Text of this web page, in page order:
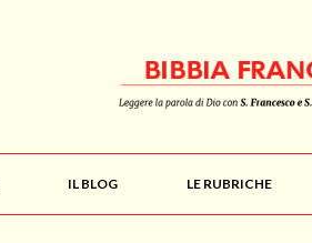
IL BLOG LE RUBRICHE